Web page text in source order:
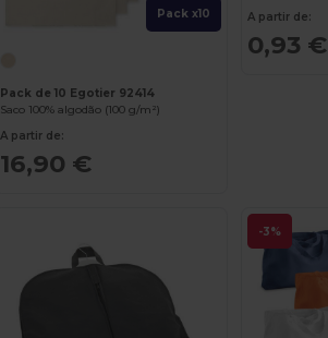
Pack x10
Pack de 10 Egotier 92414
Saco 100% algodão (100 g/m²)
A partir de:
16,90 €
A partir de:
0,93 €
-3%